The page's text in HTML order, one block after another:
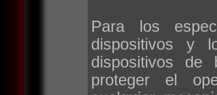
Para los
dispositivos y
dispositivos de
proteger el